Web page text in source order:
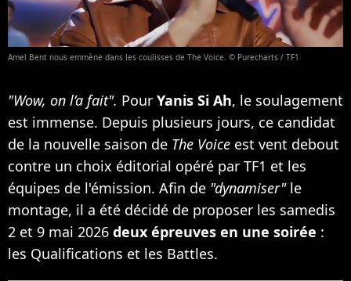
Amel Bent nous emmène dans les coulisses de The Voice. © Purecharts / TF1
"Wow, on l’a fait". Pour Yanis Si Ah, le soulagement
est immense. Depuis plusieurs jours, ce candidat
de la nouvelle saison de The Voice est vent debout
contre un choix éditorial opéré par TF1 et les
équipes de l'émission. Afin de "dynamiser"le
montage, il a été décidé de proposer les samedis
2 et 9 mai 2026 deux épreuves en une soirée :
les Qualifications et les Battles.